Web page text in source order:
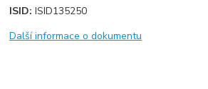
ISID:ISID135250
Další informace o dokumentu